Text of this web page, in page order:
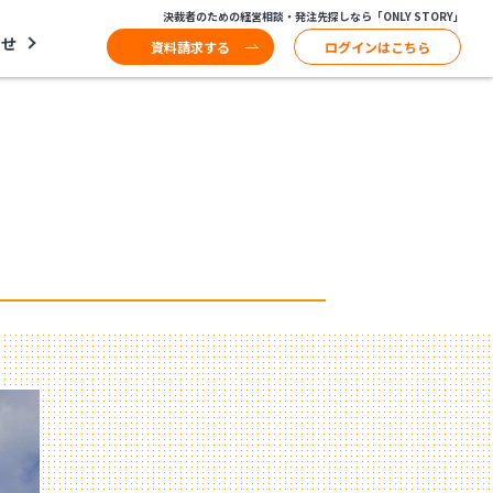
決裁者のための経営相談・発注先探しなら「ONLY STORY」
資料請求する ログインはこちら